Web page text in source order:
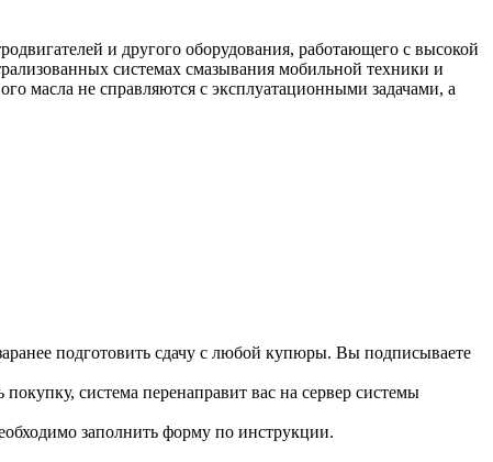
и другого оборудования, работающего с высокой
системах смазывания мобильной техники и
масла не справляются с эксплуатационными задачами, а
подготовить сдачу с любой купюры. Вы подписываете
система перенаправит вас на сервер системы
заполнить форму по инструкции.